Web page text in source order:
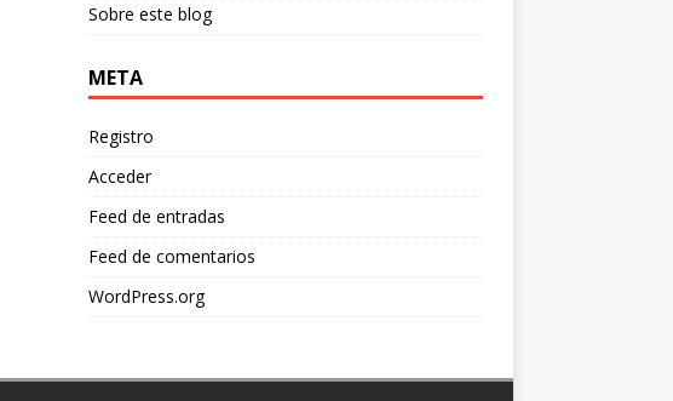
Sobre este blog
META
Registro
Acceder
Feed de entradas
Feed de comentarios
WordPress.org